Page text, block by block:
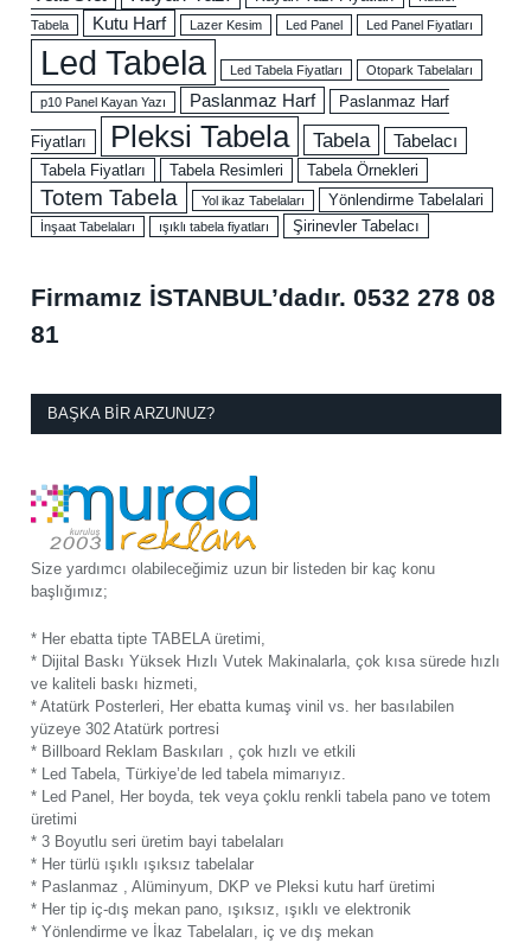
Tabela
Kutu Harf Lazer Kesim Led Panel Led Panel Fiyatları
Led Tabela Led Tabela Fiyatları Otopark Tabelaları
p10 Panel Kayan Yazı Paslanmaz Harf Paslanmaz Harf
Fiyatları Pleksi Tabela Tabela Tabelacı
Tabela Fiyatları Tabela Resimleri Tabela Örnekleri
Totem Tabela Yol ikaz Tabelaları Yönlendirme Tabelalari
İnşaat Tabelaları ışıklı tabela fiyatları Şirinevler Tabelacı
Firmamız İSTANBUL’dadır. 0532 278 08
81
BAŞKA BIR ARZUNUZ?
Size yardımcı olabileceğimiz uzun bir listeden bir kaç konu
başlığımız;
* Her ebatta tipte TABELA üretimi,
* Dijital Baskı Yüksek Hızlı Vutek Makinalarla, çok kısa sürede hızlı
ve kaliteli baskı hizmeti,
* Atatürk Posterleri, Her ebatta kumaş vinil vs. her basılabilen
yüzeye 302 Atatürk portresi
* Billboard Reklam Baskıları , çok hızlı ve etkili
* Led Tabela, Türkiye’de led tabela mimarıyız.
* Led Panel, Her boyda, tek veya çoklu renkli tabela pano ve totem
üretimi
* 3 Boyutlu seri üretim bayi tabelaları
* Her türlü ışıklı ışıksız tabelalar
* Paslanmaz , Alüminyum, DKP ve Pleksi kutu harf üretimi
* Her tip iç-dış mekan pano, ışıksız, ışıklı ve elektronik
* Yönlendirme ve İkaz Tabelaları, iç ve dış mekan